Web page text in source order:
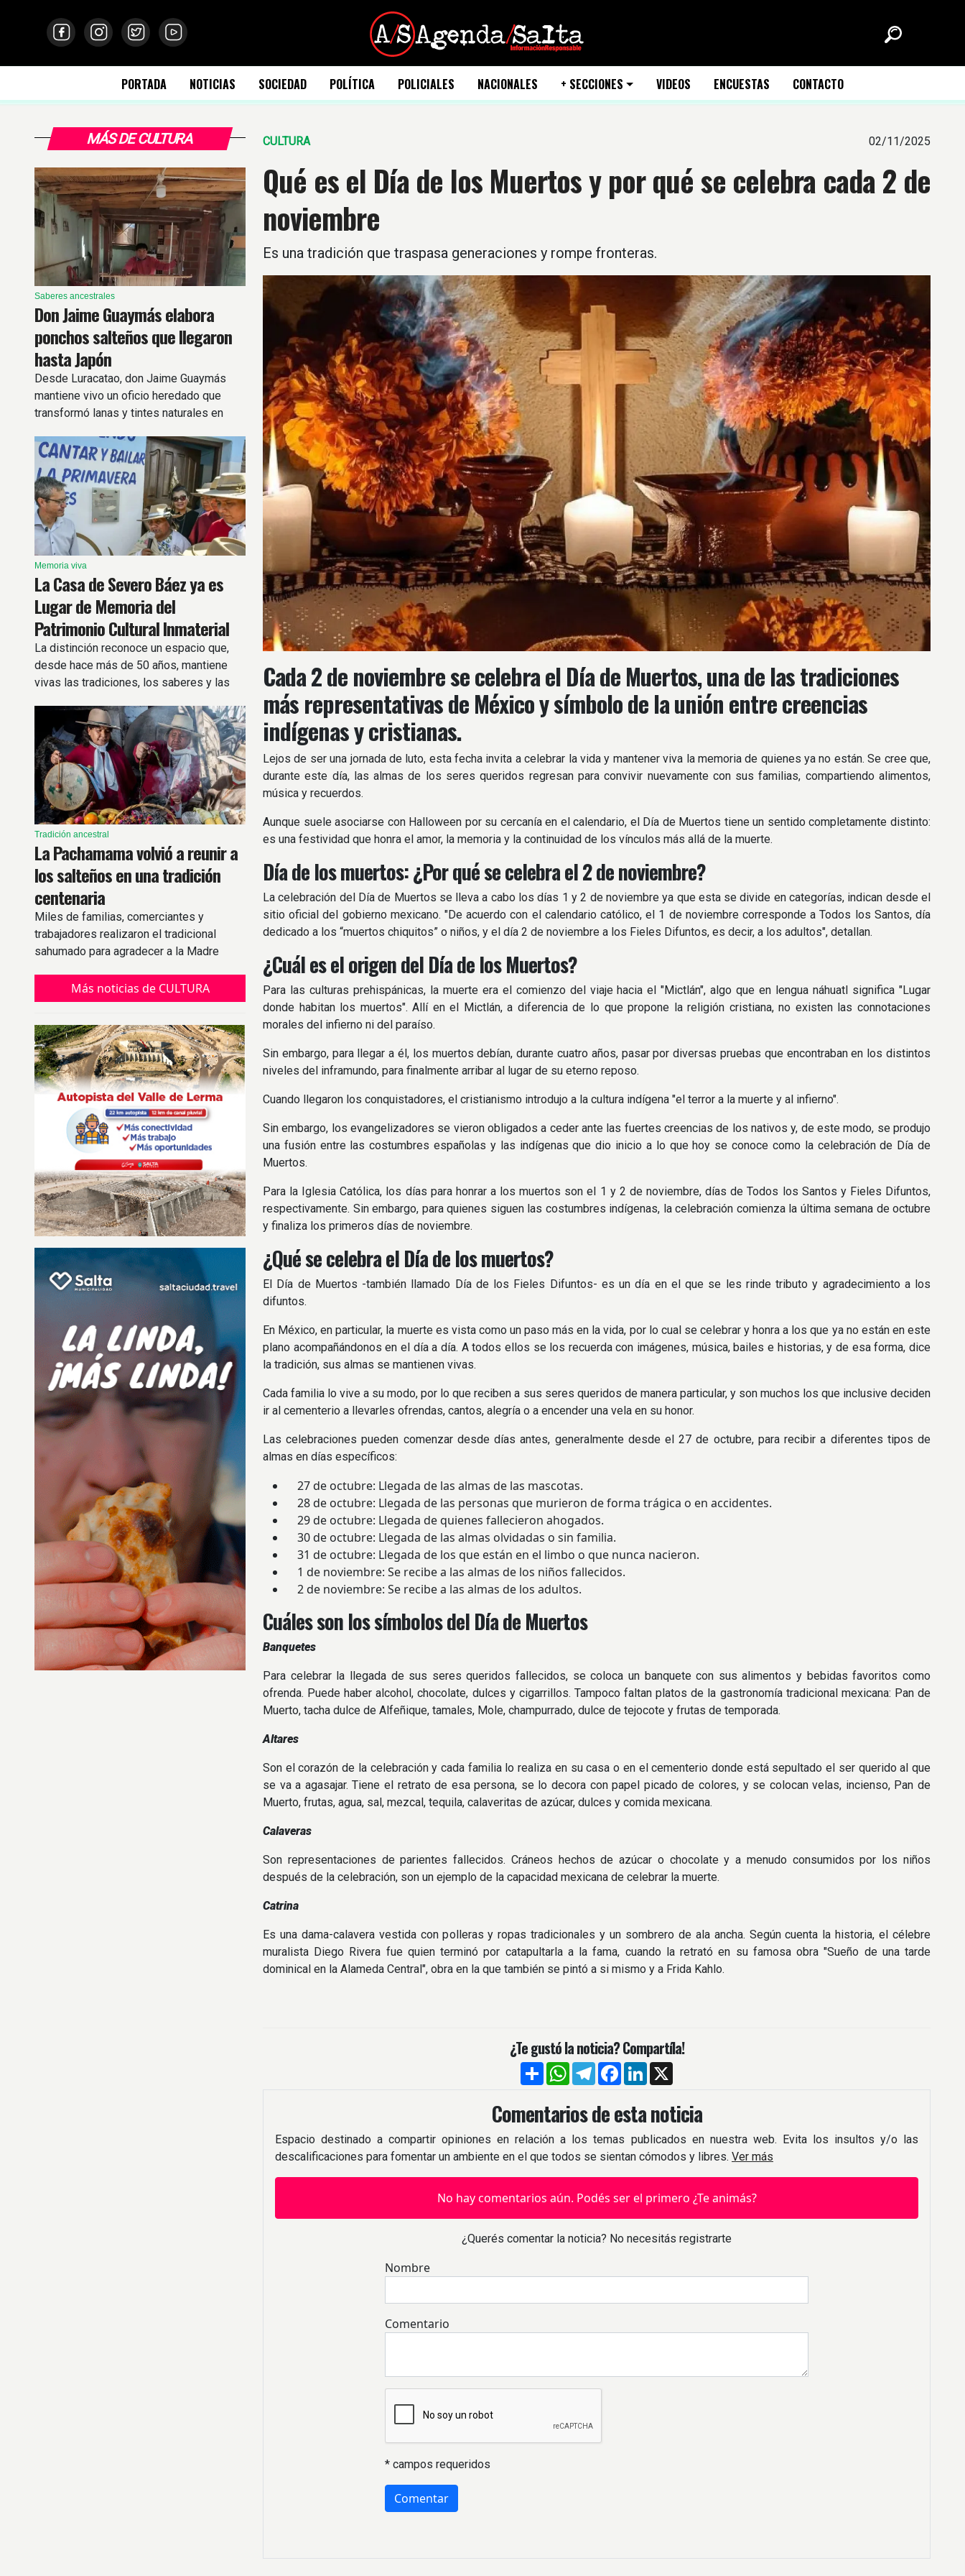
PORTADA NOTICIAS SOCIEDAD POLÍTICA POLICIALES NACIONALES + SECCIONES VIDEOS ENCUESTAS CONTACTO
MÁS DE CULTURA
Saberes ancestrales
Don Jaime Guaymás elabora
ponchos salteños que llegaron
hasta Japón
Desde Luracatao, don Jaime Guaymás
mantiene vivo un oficio heredado que
transformó lanas y tintes naturales en
país.
Memoria viva
La Casa de Severo Báez ya es
Lugar de Memoria del
Patrimonio Cultural Inmaterial
La distinción reconoce un espacio que,
desde hace más de 50 años, mantiene
vivas las tradiciones, los saberes y las
Tradición ancestral
La Pachamama volvió a reunir a
los salteños en una tradición
centenaria
Miles de familias, comerciantes y
trabajadores realizaron el tradicional
sahumado para agradecer a la Madre
durante el nuevo ciclo.
Más noticias de CULTURA
CULTURA 02/11/2025
Qué es el Día de los Muertos y por qué se celebra cada 2 de
noviembre
Es una tradición que traspasa generaciones y rompe fronteras.
Cada 2 de noviembre se celebra el Día de Muertos, una de las tradiciones
más representativas de México y símbolo de la unión entre creencias
indígenas y cristianas.
Lejos de ser una jornada de luto, esta fecha invita a celebrar la vida y mantener viva la memoria de quienes ya no están. Se cree que,
durante este día, las almas de los seres queridos regresan para convivir nuevamente con sus familias, compartiendo alimentos,
música y recuerdos.
Aunque suele asociarse con Halloween por su cercanía en el calendario, el Día de Muertos tiene un sentido completamente distinto:
es una festividad que honra el amor, la memoria y la continuidad de los vínculos más allá de la muerte.
Día de los muertos: ¿Por qué se celebra el 2 de noviembre?
La celebración del Día de Muertos se lleva a cabo los días 1 y 2 de noviembre ya que esta se divide en categorías, indican desde el
sitio oficial del gobierno mexicano. "De acuerdo con el calendario católico, el 1 de noviembre corresponde a Todos los Santos, día
dedicado a los “muertos chiquitos” o niños, y el día 2 de noviembre a los Fieles Difuntos, es decir, a los adultos", detallan.
¿Cuál es el origen del Día de los Muertos?
Para las culturas prehispánicas, la muerte era el comienzo del viaje hacia el "Mictlán", algo que en lengua náhuatl significa "Lugar
donde habitan los muertos". Allí en el Mictlán, a diferencia de lo que propone la religión cristiana, no existen las connotaciones
morales del infierno ni del paraíso.
Sin embargo, para llegar a él, los muertos debían, durante cuatro años, pasar por diversas pruebas que encontraban en los distintos
niveles del inframundo, para finalmente arribar al lugar de su eterno reposo.
Cuando llegaron los conquistadores, el cristianismo introdujo a la cultura indígena "el terror a la muerte y al infierno".
Sin embargo, los evangelizadores se vieron obligados a ceder ante las fuertes creencias de los nativos y, de este modo, se produjo
una fusión entre las costumbres españolas y las indígenas que dio inicio a lo que hoy se conoce como la celebración de Día de
Muertos.
Para la Iglesia Católica, los días para honrar a los muertos son el 1 y 2 de noviembre, días de Todos los Santos y Fieles Difuntos,
respectivamente. Sin embargo, para quienes siguen las costumbres indígenas, la celebración comienza la última semana de octubre
y finaliza los primeros días de noviembre.
¿Qué se celebra el Día de los muertos?
El Día de Muertos -también llamado Día de los Fieles Difuntos- es un día en el que se les rinde tributo y agradecimiento a los
difuntos.
En México, en particular, la muerte es vista como un paso más en la vida, por lo cual se celebrar y honra a los que ya no están en este
plano acompañándonos en el día a día. A todos ellos se los recuerda con imágenes, música, bailes e historias, y de esa forma, dice
la tradición, sus almas se mantienen vivas.
Cada familia lo vive a su modo, por lo que reciben a sus seres queridos de manera particular, y son muchos los que inclusive deciden
ir al cementerio a llevarles ofrendas, cantos, alegría o a encender una vela en su honor.
Las celebraciones pueden comenzar desde días antes, generalmente desde el 27 de octubre, para recibir a diferentes tipos de
almas en días específicos:
27 de octubre: Llegada de las almas de las mascotas.
28 de octubre: Llegada de las personas que murieron de forma trágica o en accidentes.
29 de octubre: Llegada de quienes fallecieron ahogados.
30 de octubre: Llegada de las almas olvidadas o sin familia.
31 de octubre: Llegada de los que están en el limbo o que nunca nacieron.
1 de noviembre: Se recibe a las almas de los niños fallecidos.
2 de noviembre: Se recibe a las almas de los adultos.
Cuáles son los símbolos del Día de Muertos
Banquetes
Para celebrar la llegada de sus seres queridos fallecidos, se coloca un banquete con sus alimentos y bebidas favoritos como
ofrenda. Puede haber alcohol, chocolate, dulces y cigarrillos. Tampoco faltan platos de la gastronomía tradicional mexicana: Pan de
Muerto, tacha dulce de Alfeñique, tamales, Mole, champurrado, dulce de tejocote y frutas de temporada.
Altares
Son el corazón de la celebración y cada familia lo realiza en su casa o en el cementerio donde está sepultado el ser querido al que
se va a agasajar. Tiene el retrato de esa persona, se lo decora con papel picado de colores, y se colocan velas, incienso, Pan de
Muerto, frutas, agua, sal, mezcal, tequila, calaveritas de azúcar, dulces y comida mexicana.
Calaveras
Son representaciones de parientes fallecidos. Cráneos hechos de azúcar o chocolate y a menudo consumidos por los niños
después de la celebración, son un ejemplo de la capacidad mexicana de celebrar la muerte.
Catrina
Es una dama-calavera vestida con polleras y ropas tradicionales y un sombrero de ala ancha. Según cuenta la historia, el célebre
muralista Diego Rivera fue quien terminó por catapultarla a la fama, cuando la retrató en su famosa obra "Sueño de una tarde
dominical en la Alameda Central", obra en la que también se pintó a si mismo y a Frida Kahlo.
¿Te gustó la noticia? Compartíla!
CompartirWhatsApp
TelegramFacebook
LinkedIn
Comentarios de esta noticia
Espacio destinado a compartir opiniones en relación a los temas publicados en nuestra web. Evita los insultos y/o las
descalificaciones para fomentar un ambiente en el que todos se sientan cómodos y libres. Ver más
No hay comentarios aún. Podés ser el primero ¿Te animás?
¿Querés comentar la noticia? No necesitás registrarte
Nombre
Comentario
* campos requeridos